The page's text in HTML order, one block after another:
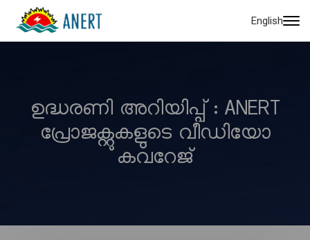
English
ഉദ്ധരണി അറിയിപ്പ് : ANERT
പ്രോജക്റ്റുകളുടെ വീഡിയോ
കവറേജ്